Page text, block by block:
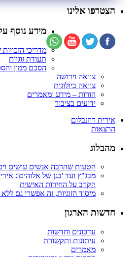
הצטרפו אלינו
מידע נוסף
מדריכי הזכויות
תעודת זוגיות
הסכם ממון
צוואה וירושה
צוואה ביולוגית
הורות – מידע ומאמרים
ידועים בציבור
אירית רוזנבלום
הרצאות
מהבלוג
הטעות שהרבה אנשים עושים
מבג"ץ ועד 'בגן של אלוהים':
הקרב על החירות האישית
מיסוד הזוגיות, זה אפשרי גם
חדשות הארגון
עדכונים וחדשות
עיתונות ותקשורת
מאמרים